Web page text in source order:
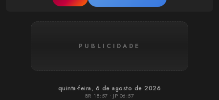
PUBLICIDADE
quinta-feira, 6 de agosto de 2026
BR 18:57 • JP 06:57